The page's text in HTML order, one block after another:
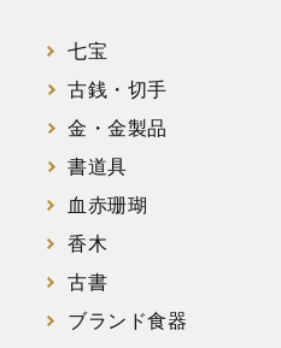
七宝
古銭・切手
金・金製品
書道具
血赤珊瑚
香木
古書
ブランド食器